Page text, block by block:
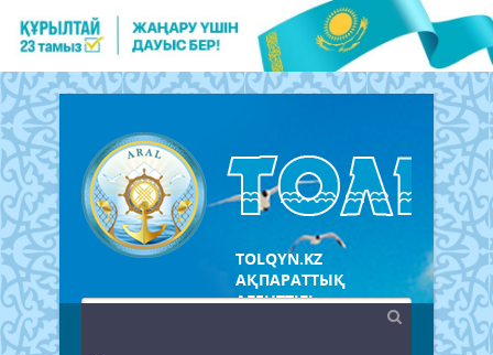
TOLQYN.KZ
АҚПАРАТТЫҚ
АГЕНТТІГІ